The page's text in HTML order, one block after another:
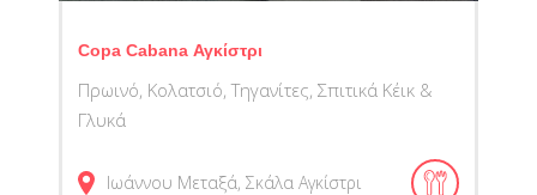
Copa Cabana Αγκίστρι
Πρωινό, Κολατσιό, Τηγανίτες, Σπιτικά Κέικ &
Γλυκά
Ιωάννου Μεταξά, Σκάλα Αγκίστρι